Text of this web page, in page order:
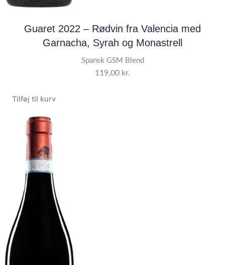
Guaret 2022 – Rødvin fra Valencia med
Garnacha, Syrah og Monastrell
Spansk GSM Blend
119,00 kr.
Tilføj til kurv